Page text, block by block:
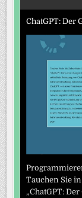
ChatGPT: Der
Tauchen Sie
„ChatGPT: